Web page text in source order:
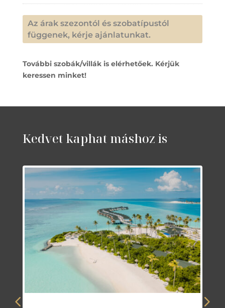
Az árak szezontól és szobatípustól
függenek, kérje ajánlatunkat.
További szobák/villák is elérhetőek. Kérjük
keressen minket!
Kedvet kaphat máshoz is